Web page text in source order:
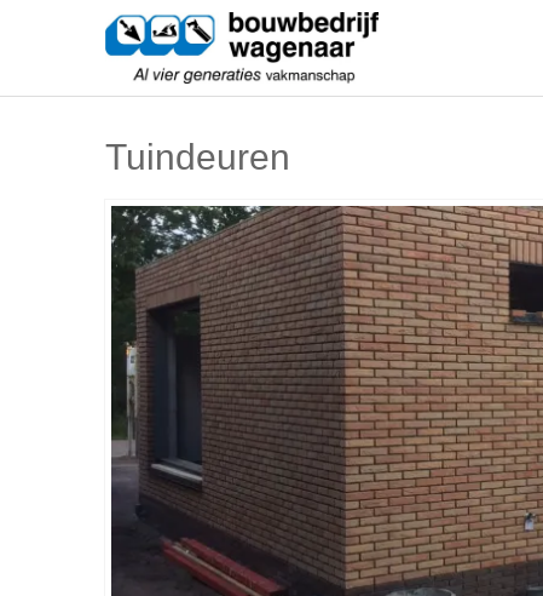
Al vier generaties vakmanschap
Tuindeuren